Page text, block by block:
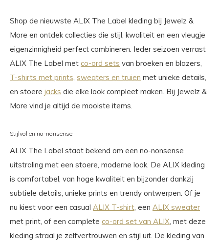
Shop de nieuwste ALIX The Label kleding bij Jewelz &
More en ontdek collecties die stijl, kwaliteit en een vleugje
eigenzinnigheid perfect combineren. Ieder seizoen verrast
ALIX The Label met co-ord sets van broeken en blazers,
T-shirts met prints, sweaters en truien met unieke details,
en stoere jacks die elke look compleet maken. Bij Jewelz &
More vind je altijd de mooiste items.
Stijlvol en no-nonsense
ALIX The Label staat bekend om een no-nonsense
uitstraling met een stoere, moderne look. De ALIX kleding
is comfortabel, van hoge kwaliteit en bijzonder dankzij
subtiele details, unieke prints en trendy ontwerpen. Of je
nu kiest voor een casual ALIX T-shirt, een ALIX sweater
met print, of een complete co-ord set van ALIX, met deze
kleding straal je zelfvertrouwen en stijl uit. De kleding van